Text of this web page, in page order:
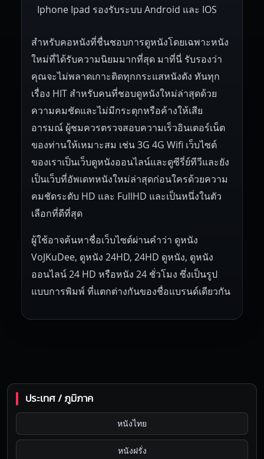
Iphone Ipad รองรับระบบ Android และ IOS
สำหรับคอหนังที่ชื่นชอบการดูหนังโดยเฉพาะหนัง
ใหม่ที่ได้รับความนิยมมากที่สุด มาที่นี่ รับรองว่า
คุณจะไม่พลาดเกาะติดทุกกระแสหนังดัง ทันทุก
เรื่อง HIT สำหรับคนที่ชอบดูหนังใหม่ล่าสุดด้วย
ความคมชัดและไม่มีกระตุกหรือค้างให้เสีย
อารมณ์ ผู้ชมควรตรวจสอบความเร็วอินเตอร์เน็ต
ของท่านให้เหมาะสม เช่น 3G 4G Wifi เว็บไซต์
ของเราเป็นเว็บดูหนังออนไลน์และดูซีรี่ย์ทีวีและยัง
เป็นเว็บที่อัพเดทหนังใหม่ล่าสุดก่อนใครด้วยความ
คมชัดระดับ HD และ FullHD และเป็นหนึ่งในตัว
เลือกที่ดีที่สุด
ผู้ใช้อาจค้นหาชื่อเว็บไซต์ผ่านคำว่า ดูหนัง
VoJKuDee, ดูหนัง 24HD, 24HD ดูหนัง, ดูหนัง
ออนไลน์ 24 HD หรือหนัง 24 ชั่วโมง ซึ่งเป็นรูป
แบบการพิมพ์ ที่แตกต่างกันของชื่อแบรนด์เดียวกัน
ประเทศ / ภูมิภาค
หนังไทย
หนังฝรั่ง